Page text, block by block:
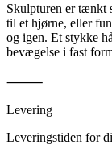
Skulpturen er tænkt
til et hjørne, eller
og igen. Et stykke
bevægelse i fast
⸻
Levering
Leveringstiden for